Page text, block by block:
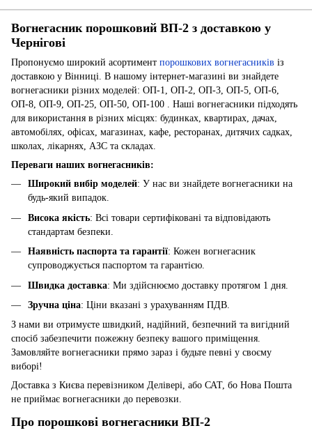
Вогнегасник порошковий ВП-2 з доставкою у
Чернігові
Пропонуємо широкий асортимент порошкових вогнегасників із
доставкою у Вінниці. В нашому інтернет-магазині ви знайдете
вогнегасники різних моделей: ОП-1, ОП-2, ОП-3, ОП-5, ОП-6,
ОП-8, ОП-9, ОП-25, ОП-50, ОП-100 . Наші вогнегасники підходять
для використання в різних місцях: будинках, квартирах, дачах,
автомобілях, офісах, магазинах, кафе, ресторанах, дитячих садках,
школах, лікарнях, АЗС та складах.
Переваги наших вогнегасників:
Широкий вибір моделей: У нас ви знайдете вогнегасники на
будь-який випадок.
Висока якість: Всі товари сертифіковані та відповідають
стандартам безпеки.
Наявність паспорта та гарантії: Кожен вогнегасник
супроводжується паспортом та гарантією.
Швидка доставка: Ми здійснюємо доставку протягом 1 дня.
Зручна ціна: Ціни вказані з урахуванням ПДВ.
З нами ви отримуєте швидкий, надійний, безпечний та вигідний
спосіб забезпечити пожежну безпеку вашого приміщення.
Замовляйте вогнегасники прямо зараз і будьте певні у своєму
виборі!
Доставка з Києва перевізником Делівері, або САТ, бо Нова Пошта
не приймає вогнегасники до перевозки.
Про порошкові вогнегасники ВП-2